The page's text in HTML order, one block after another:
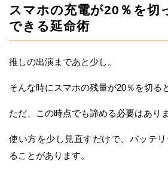
スマホの充電が20％を切
できる延命術
推しの出演まであと少し。
そんな時にスマホの残量が20％を切る
ただ、この時点でも諦める必要はあり
使い方を少し見直すだけで、バッテ
ることがあります。